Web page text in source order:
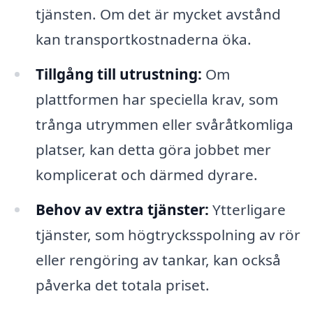
tjänsten. Om det är mycket avstånd
kan transportkostnaderna öka.
Tillgång till utrustning: Om
plattformen har speciella krav, som
trånga utrymmen eller svåråtkomliga
platser, kan detta göra jobbet mer
komplicerat och därmed dyrare.
Behov av extra tjänster: Ytterligare
tjänster, som högtrycksspolning av rör
eller rengöring av tankar, kan också
påverka det totala priset.